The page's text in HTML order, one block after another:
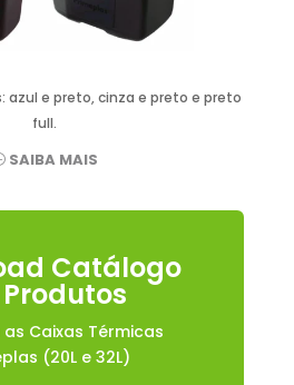
azul e preto, cinza e preto e preto
full.
SAIBA MAIS
Catálogo
Caixas Térmicas
(20L e 32L)